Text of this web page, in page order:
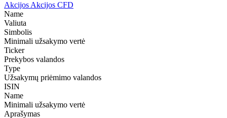
Akcijos Akcijos CFD
Name
Valiuta
Simbolis
Minimali užsakymo vertė
Ticker
Prekybos valandos
Type
Užsakymų priėmimo valandos
ISIN
Name
Minimali užsakymo vertė
Aprašymas